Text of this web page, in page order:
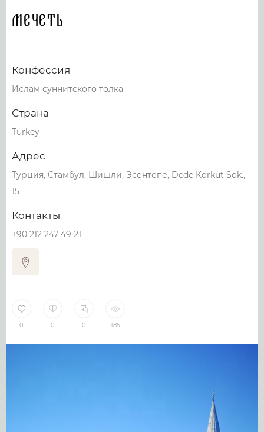
Мечеть
Конфессия
Ислам суннитского толка
Страна
Turkey
Адрес
Турция, Стамбул, Шишли, Эсентепе, Dede Korkut Sok.,
15
Контакты
+90 212 247 49 21
0 0 0 185